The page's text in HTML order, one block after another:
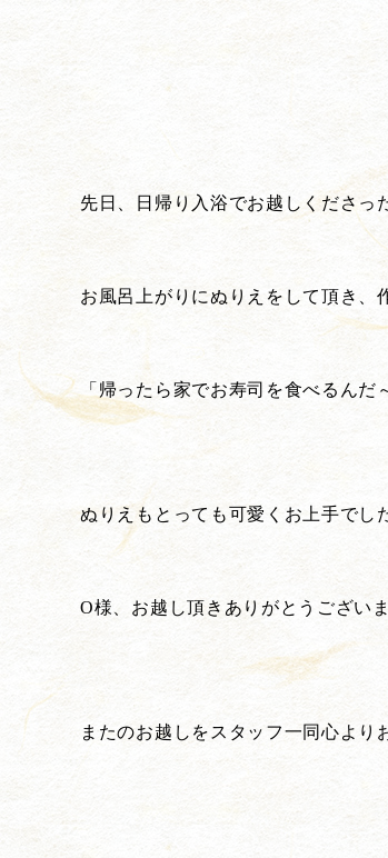
先日、日帰り入浴でお越しくださっ
お風呂上がりにぬりえをして頂き、
「帰ったら家でお寿司を食べるん
ぬりえもとっても可愛くお上手でし
O様、お越し頂きありがとうござい
またのお越しをスタッフ一同心よ